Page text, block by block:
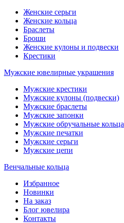
Женские серьги
Женские кольца
Браслеты
Броши
Женские кулоны и подвески
Крестики
Мужские ювелирные украшения
Мужские крестики
Мужские кулоны (подвески)
Мужские браслеты
Мужские запонки
Мужские обручальные кольца
Мужские печатки
Мужские серьги
Мужские цепи
Венчальные кольца
Избранное
Новинки
На заказ
Блог ювелира
Контакты